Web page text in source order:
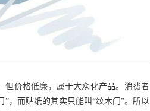
但价格低廉，属于大众化产品。消费者
”，而贴纸的其实只能叫“纹木门”。所以